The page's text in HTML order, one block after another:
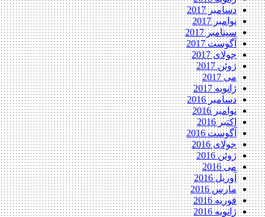
دسامبر 2017
نوامبر 2017
سپتامبر 2017
آگوست 2017
جولای 2017
ژوئن 2017
می 2017
ژانویه 2017
دسامبر 2016
نوامبر 2016
اکتبر 2016
آگوست 2016
جولای 2016
ژوئن 2016
می 2016
آوریل 2016
مارس 2016
فوریه 2016
ژانویه 2016